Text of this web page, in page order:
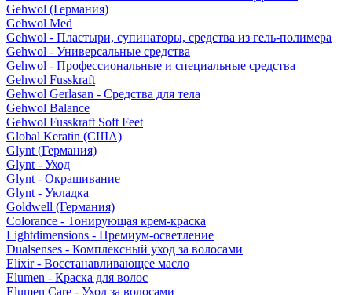
Gehwol (Германия)
Gehwol Med
Gehwol - Пластыри, супинаторы, средства из гель-полимера
Gehwol - Универсальные средства
Gehwol - Профессиональные и специальные средства
Gehwol Fusskraft
Gehwol Gerlasan - Средства для тела
Gehwol Balance
Gehwol Fusskraft Soft Feet
Global Keratin (США)
Glynt (Германия)
Glynt - Уход
Glynt - Окрашивание
Glynt - Укладка
Goldwell (Германия)
Colorance - Тонирующая крем-краска
Lightdimensions - Премиум-осветление
Dualsenses - Комплексный уход за волосами
Elixir - Восстанавливающее масло
Elumen - Краска для волос
Elumen Care - Уход за волосами